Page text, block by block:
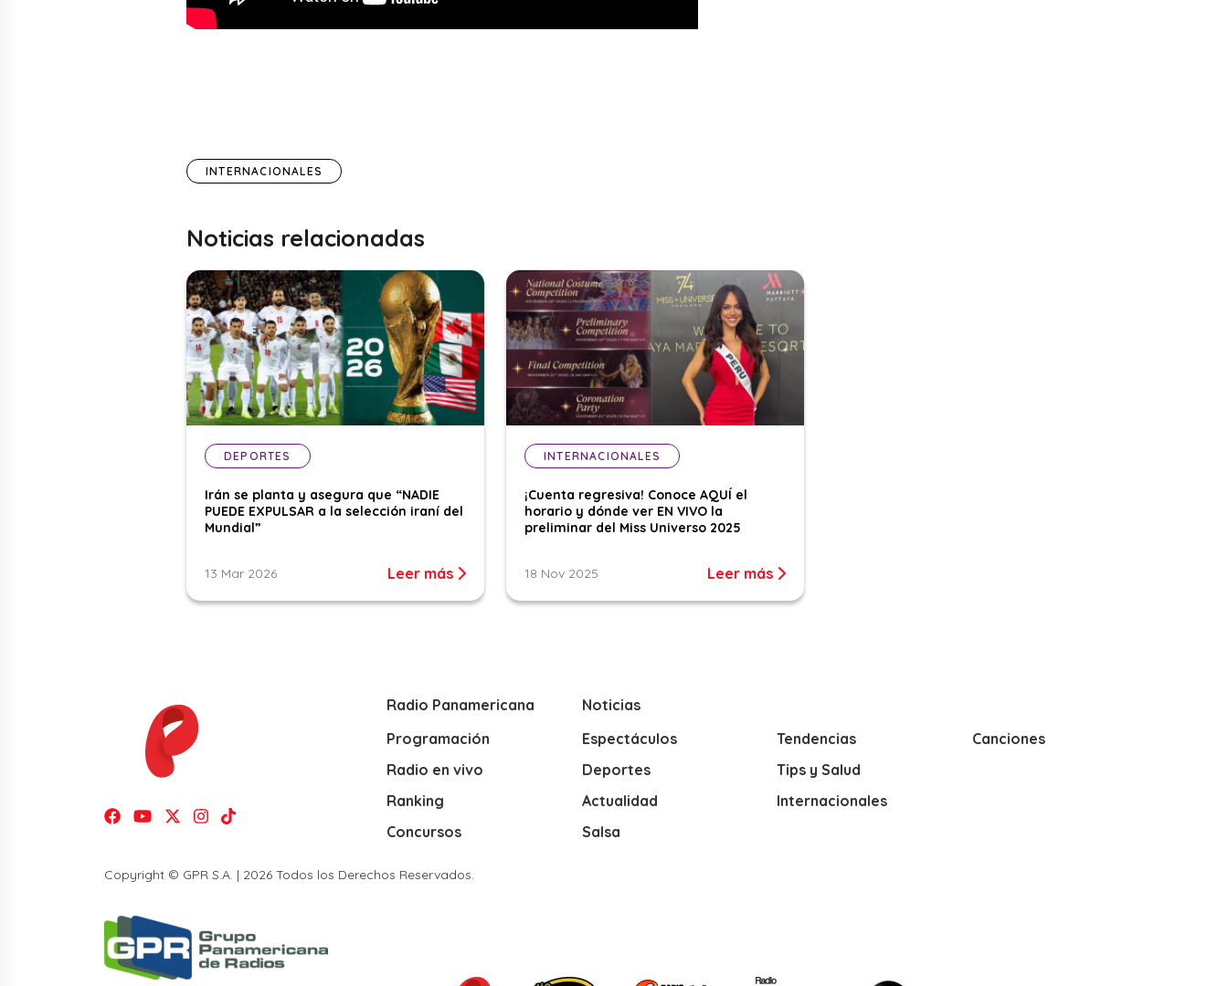
INTERNACIONALES
Noticias relacionadas
DEPORTES
Irán se planta y asegura que “NADIE
PUEDE EXPULSAR a la selección iraní del
Mundial”
13 Mar 2026 Leer más
INTERNACIONALES
¡Cuenta regresiva! Conoce AQUÍ el
horario y dónde ver EN VIVO la
preliminar del Miss Universo 2025
18 Nov 2025 Leer más
Radio Panamericana
Programación
Radio en vivo
Ranking
Concursos
Noticias
Espectáculos
Deportes
Actualidad
Salsa
Tendencias
Tips y Salud
Internacionales
Canciones
Copyright © GPR S.A. | 2026 Todos los Derechos Reservados.